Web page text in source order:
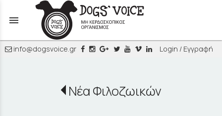
menu
info@dogsvoice.gr Login / Εγγραφή
Νέα Φιλοζωικών